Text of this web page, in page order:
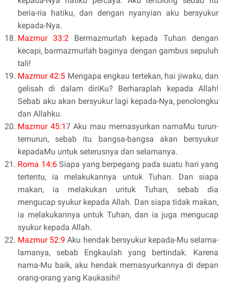
beria-ria hatiku, dan dengan nyanyian aku bersyukur
kepada-Nya.
Mazmur 33:2 Bermazmurlah kepada Tuhan dengan
kecapi, barmazmurlah baginya dengan gambus sepuluh
tali!
Mazmur 42:5 Mengapa engkau tertekan, hai jiwaku, dan
gelisah di dalam diriKu? Berharaplah kepada Allah!
Sebab aku akan bersyukur lagi kepada-Nya, penolongku
dan Allahku.
Mazmur 45:17 Aku mau memasyurkan namaMu turun-
temurun, sebab itu bangsa-bangsa akan bersyukur
kepadaMu untuk seterusnya dan selamanya.
Roma 14:6Siapa yang berpegang pada suatu hari yang
tertentu, ia melakukannya untuk Tuhan. Dan siapa
makan, ia melakukan untuk Tuhan, sebab dia
mengucap syukur kepada Allah. Dan siapa tidak makan,
ia melakukannya untuk Tuhan, dan ia juga mengucap
syukur kepada Allah.
Mazmur 52:9 Aku hendak bersyukur kepada-Mu selama-
lamanya, sebab Engkaulah yang bertindak. Karena
nama-Mu baik, aku hendak memasyurkannya di depan
orang-orang yang Kaukasihi!